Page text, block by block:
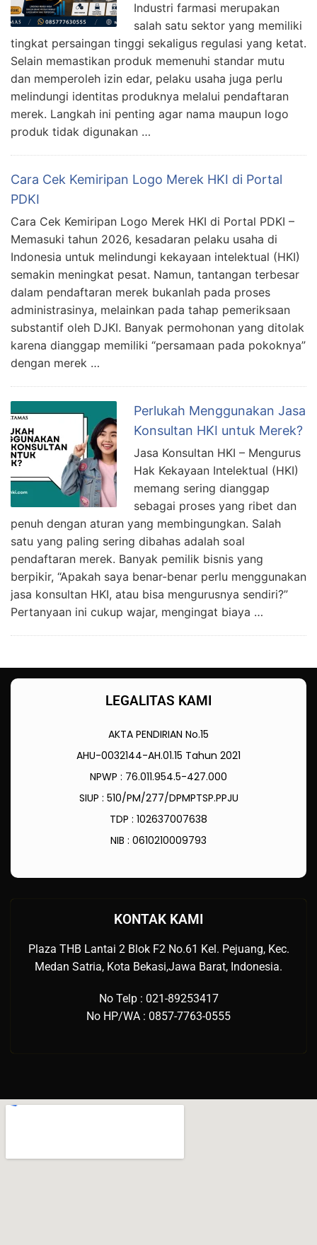
Industri farmasi merupakan
salah satu sektor yang memiliki
tingkat persaingan tinggi sekaligus regulasi yang ketat.
Selain memastikan produk memenuhi standar mutu
dan memperoleh izin edar, pelaku usaha juga perlu
melindungi identitas produknya melalui pendaftaran
merek. Langkah ini penting agar nama maupun logo
produk tidak digunakan …
Cara Cek Kemiripan Logo Merek HKI di Portal
PDKI
Cara Cek Kemiripan Logo Merek HKI di Portal PDKI –
Memasuki tahun 2026, kesadaran pelaku usaha di
Indonesia untuk melindungi kekayaan intelektual (HKI)
semakin meningkat pesat. Namun, tantangan terbesar
dalam pendaftaran merek bukanlah pada proses
administrasinya, melainkan pada tahap pemeriksaan
substantif oleh DJKI. Banyak permohonan yang ditolak
karena dianggap memiliki “persamaan pada pokoknya”
dengan merek …
Perlukah Menggunakan Jasa
Konsultan HKI untuk Merek?
Jasa Konsultan HKI – Mengurus
Hak Kekayaan Intelektual (HKI)
memang sering dianggap
sebagai proses yang ribet dan
penuh dengan aturan yang membingungkan. Salah
satu yang paling sering dibahas adalah soal
pendaftaran merek. Banyak pemilik bisnis yang
berpikir, “Apakah saya benar-benar perlu menggunakan
jasa konsultan HKI, atau bisa mengurusnya sendiri?”
Pertanyaan ini cukup wajar, mengingat biaya …
LEGALITAS KAMI
AKTA PENDIRIAN No.15
AHU-0032144-AH.01.15 Tahun 2021
NPWP : 76.011.954.5-427.000
SIUP : 510/PM/277/DPMPTSP.PPJU
TDP : 102637007638
NIB : 0610210009793
KONTAK KAMI
Plaza THB Lantai 2 Blok F2 No.61 Kel. Pejuang, Kec.
Medan Satria, Kota Bekasi,Jawa Barat, Indonesia.
No Telp : 021-89253417
No HP/WA : 0857-7763-0555